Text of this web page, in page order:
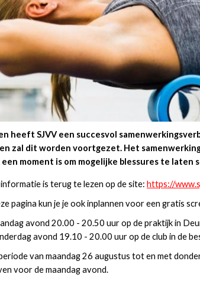
heeft SJVV een succesvol
zal dit worden voortgezet. Het
moment is om mogelijke blessures te laten
is terug te lezen op de site: https://
pagina kun je je ook inplannen voor een gratis
avond 20.00 - 20.50 uur op de praktijk in
avond 19.10 - 20.00 uur op de club in de
van maandag 26 augustus tot en met
voor de maandag avond.